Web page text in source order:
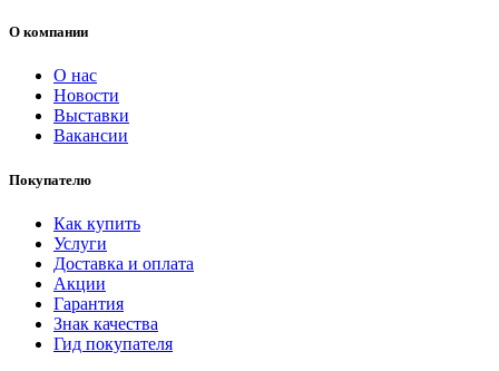
О компании
О нас
Новости
Выставки
Вакансии
Покупателю
Как купить
Услуги
Доставка и оплата
Акции
Гарантия
Знак качества
Гид покупателя